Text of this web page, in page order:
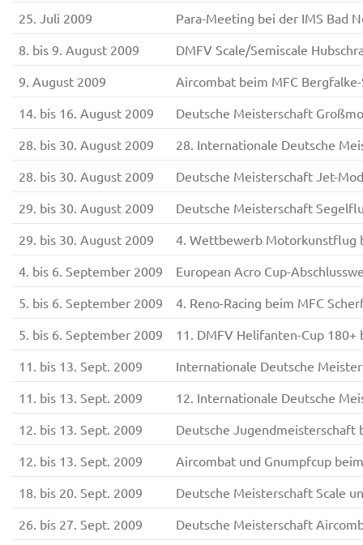
25. Juli 2009
Para-Meeting bei der IMS Bad
8. bis 9. August 2009
DMFV Scale/Semiscale
9. August 2009
Aircombat beim MFC
14. bis 16. August 2009
Deutsche Meisterschaft
28. bis 30. August 2009
28. Internationale Deutsche
28. bis 30. August 2009
Deutsche Meisterschaft Jet-
29. bis 30. August 2009
Deutsche Meisterschaft
29. bis 30. August 2009
4. Wettbewerb Motorkunstflug
4. bis 6. September 2009
European Acro Cup-
5. bis 6. September 2009
4. Reno-Racing beim MFC
5. bis 6. September 2009
11. DMFV Helifanten-Cup 180+
11. bis 13. Sept. 2009
Internationale Deutsche
11. bis 13. Sept. 2009
12. Internationale Deutsche
12. bis 13. Sept. 2009
Deutsche Jugendmeisterschaft
12. bis 13. Sept. 2009
Aircombat und Gnumpfcup
18. bis 20. Sept. 2009
Deutsche Meisterschaft Scale
26. bis 27. Sept. 2009
Deutsche Meisterschaft